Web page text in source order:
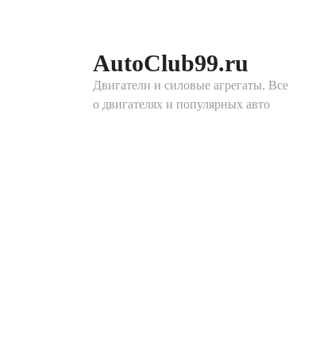
AutoClub99.ru
Двигатели и силовые агрегаты. Все
о двигателях и популярных авто